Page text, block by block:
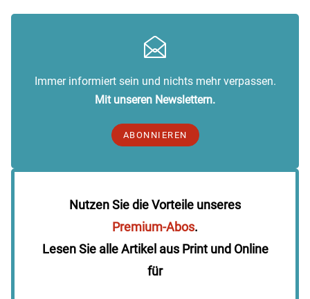
Immer informiert sein und nichts mehr verpassen.
Mit unseren Newslettern.
ABONNIEREN
Nutzen Sie die Vorteile unseres
Premium-Abos.
Lesen Sie alle Artikel aus Print und Online
für